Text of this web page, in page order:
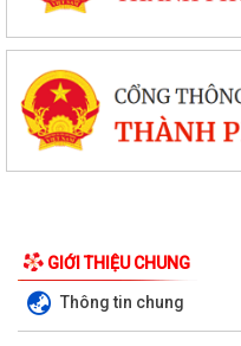
GIỚI THIỆU CHUNG
Thông tin chung